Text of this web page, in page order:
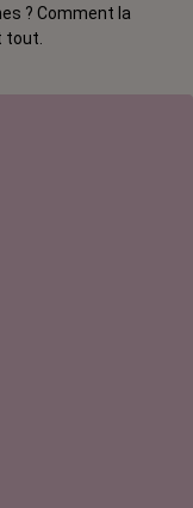
? Comment la
tout.